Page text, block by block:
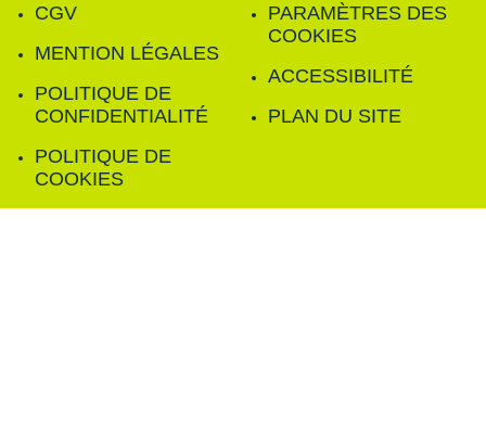
CGV
MENTION LÉGALES
POLITIQUE DE
CONFIDENTIALITÉ
POLITIQUE DE
COOKIES
PARAMÈTRES DES
COOKIES
ACCESSIBILITÉ
PLAN DU SITE